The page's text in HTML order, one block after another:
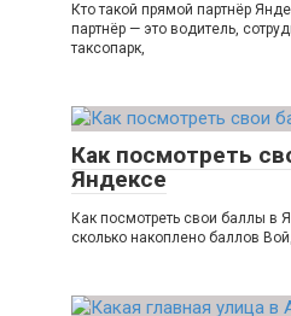
Кто такой прямой партнёр
партнёр — это водитель,
таксопарк,
Как посмотреть
Яндексе
Как посмотреть свои баллы в
сколько накоплено баллов